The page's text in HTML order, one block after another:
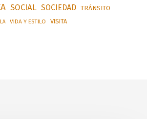
SOCIAL SOCIEDAD TRÁNSITO
VIDA Y ESTILO VISITA